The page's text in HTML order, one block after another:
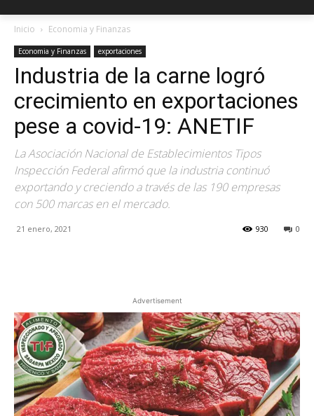
Inicio Economia y Finanzas
Economia y Finanzas exportaciones
Industria de la carne logró
crecimiento en exportaciones
pese a covid-19: ANETIF
La Asociación Nacional de Establecimientos Tipos
Inspección Federal afirmó que la industria continuó
exportando y creciendo a través de las 190 empresas
con 500 marcas en el mercado.
21 enero, 2021 0
930
Advertisement